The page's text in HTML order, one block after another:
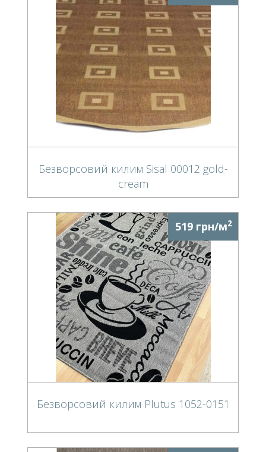
Безворсовий килим Sisal 00012 gold-
cream
519 грн/м2
Безворсовий килим Plutus 1052-0151